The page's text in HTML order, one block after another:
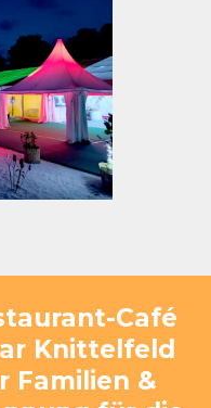
Café
Knittelfeld
Familien &